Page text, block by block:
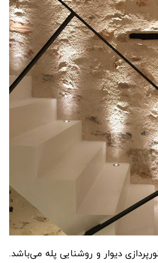
دیوار و روشنایی پله می‌باشد.